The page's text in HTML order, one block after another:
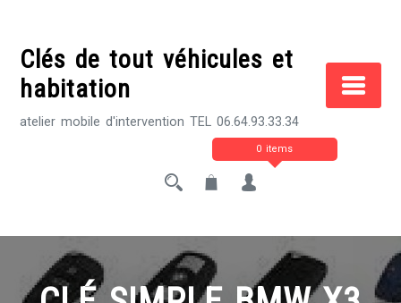
contentClés de tout véhicules et
habitation
atelier mobile d'intervention TEL 06.64.93.33.34
0 items